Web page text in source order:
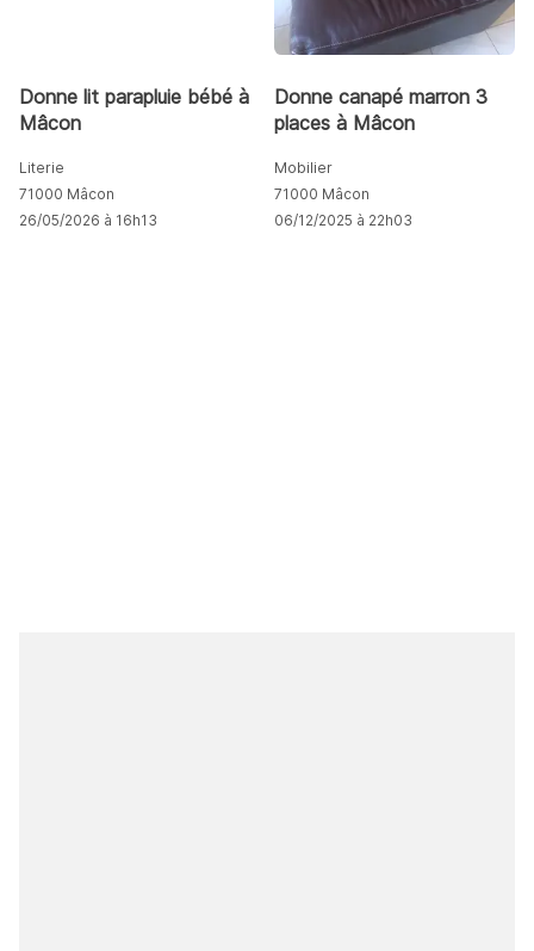
Donne lit parapluie bébé à
Mâcon
Literie
71000 Mâcon
26/05/2026 à 16h13
Donne canapé marron 3
places à Mâcon
Mobilier
71000 Mâcon
06/12/2025 à 22h03